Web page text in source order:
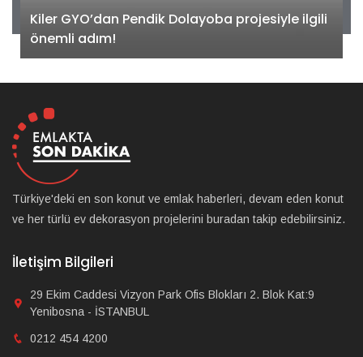
Kiler GYO’dan Pendik Dolayoba projesiyle ilgili
önemli adım!
Türkiye'deki en son konut ve emlak haberleri, devam eden konut
ve her türlü ev dekorasyon projelerini buradan takip edebilirsiniz.
İletişim Bilgileri
29 Ekim Caddesi Vizyon Park Ofis Blokları 2. Blok Kat:9
Yenibosna - İSTANBUL
0212 454 4200